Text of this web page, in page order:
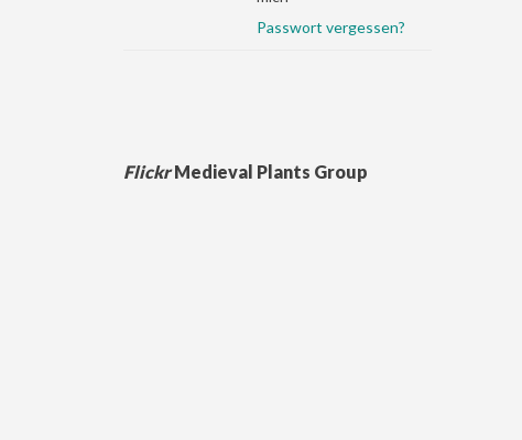
Passwort vergessen?
FlickrMedieval Plants Group